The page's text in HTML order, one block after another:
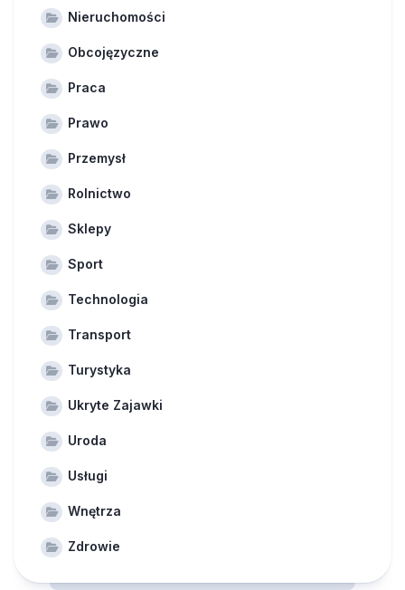
Nieruchomości
Obcojęzyczne
Praca
Prawo
Przemysł
Rolnictwo
Sklepy
Sport
Technologia
Transport
Turystyka
Ukryte Zajawki
Uroda
Usługi
Wnętrza
Zdrowie